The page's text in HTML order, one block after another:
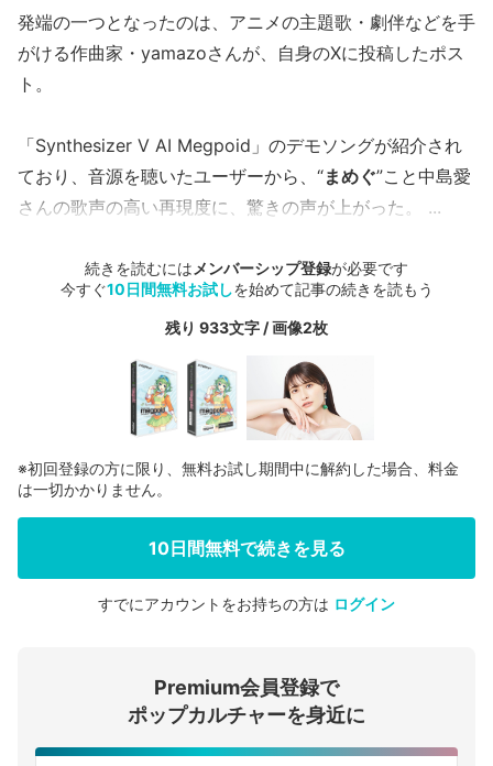
発端の一つとなったのは、アニメの主題歌・劇伴などを手
がける作曲家・yamazoさんが、自身のXに投稿したポス
ト。
「Synthesizer V AI Megpoid」のデモソングが紹介され
ており、音源を聴いたユーザーから、“まめぐ”こと中島愛
さんの歌声の高い再現度に、驚きの声が上がった。 ...
続きを読むには メンバーシップ登録が必要です
今すぐ10日間無料お試しを始めて記事の続きを読もう
残り 933文字 / 画像2枚
会員登録する
ログインする
※初回登録の方に限り、無料お試し期間中に解約した場合、料金
は一切かかりません。
10日間無料で続きを見る
すでにアカウントをお持ちの方は ログイン
Premium会員登録で
ポップカルチャーを身近に